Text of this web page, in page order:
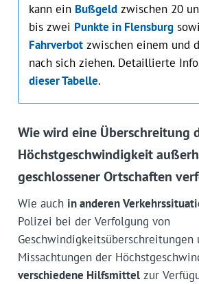
kann ein Bußgeldzwischen 20
bis zwei Punkte in Flensburg
Fahrverbotzwischen einem und
nach sich ziehen. Detaillierte
dieser Tabelle.
Wie wird eine Überschreitung
Höchstgeschwindigkeit
geschlossener Ortschaften
Wie auch in anderen
Polizei bei der Verfolgung von
Geschwindigkeitsüberschreitungen
Missachtungen der
verschiedene Hilfsmittelzur